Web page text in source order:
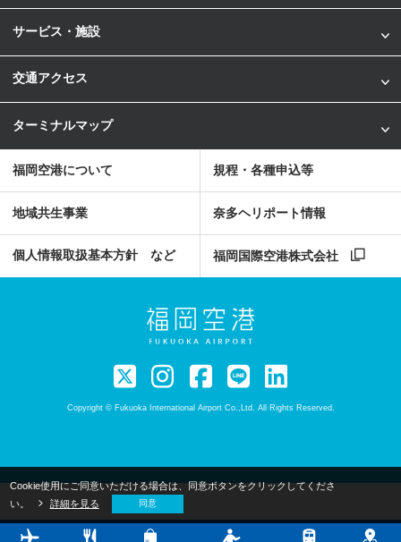
Cookie使用にご同意いただける場合は、同意ボタンをクリックしてくださ
い。
詳細を見る 同意
サービス・施設
交通アクセス
ターミナルマップ
福岡空港について 規程・各種申込等
地域共生事業 奈多ヘリポート情報
個人情報取扱基本方針 など 福岡国際空港株式会社
Copyright © Fukuoka International Airport Co.,Ltd. All Rights Reserved.